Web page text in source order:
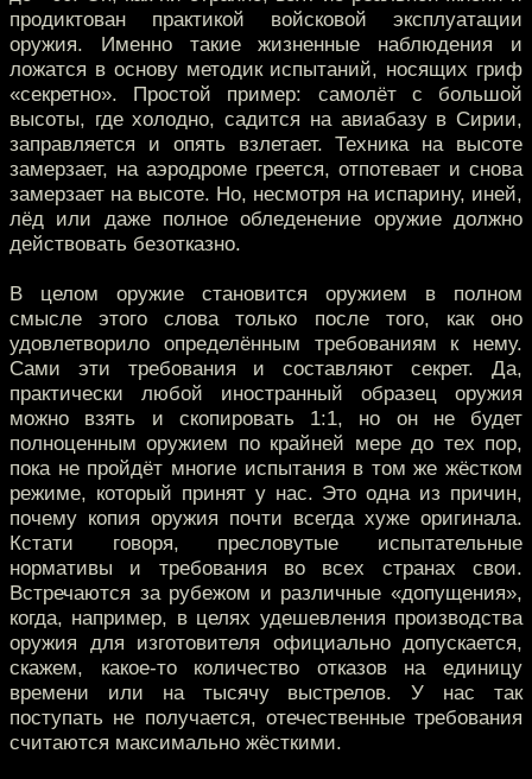
продиктован практикой войсковой эксплуатации
оружия. Именно такие жизненные наблюдения и
ложатся в основу методик испытаний, носящих гриф
«секретно». Простой пример: самолёт с большой
высоты, где холодно, садится на авиабазу в Сирии,
заправляется и опять взлетает. Техника на высоте
замерзает, на аэродроме греется, отпотевает и снова
замерзает на высоте. Но, несмотря на испарину, иней,
лёд или даже полное обледенение оружие должно
действовать безотказно.
В целом оружие становится оружием в полном
смысле этого слова только после того, как оно
удовлетворило определённым требованиям к нему.
Сами эти требования и составляют секрет. Да,
практически любой иностранный образец оружия
можно взять и скопировать 1:1, но он не будет
полноценным оружием по крайней мере до тех пор,
пока не пройдёт многие испытания в том же жёстком
режиме, который принят у нас. Это одна из причин,
почему копия оружия почти всегда хуже оригинала.
Кстати говоря, пресловутые испытательные
нормативы и требования во всех странах свои.
Встречаются за рубежом и различные «допущения»,
когда, например, в целях удешевления производства
оружия для изготовителя официально допускается,
скажем, какое-то количество отказов на единицу
времени или на тысячу выстрелов. У нас так
поступать не получается, отечественные требования
считаются максимально жёсткими.